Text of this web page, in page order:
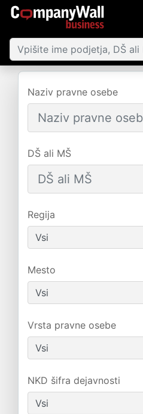
Naziv pravne osebe
DŠ ali MŠ
Regija
Mesto
Vrsta pravne osebe
NKD šifra dejavnosti